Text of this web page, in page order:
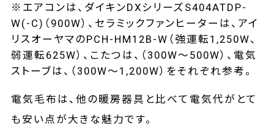
※エアコンは、ダイキンDXシリーズS404ATDP-
W(-C)（900W）、セラミックファンヒーターは、アイ
リスオーヤマのPCH-HM12B-W（強運転1,250W、
弱運転625W）、こたつは、（300W～500W）、電気
ストーブは、（300W～1,200W）をそれぞれ参考。
電気毛布は、他の暖房器具と比べて電気代がとて
も安い点が大きな魅力です。